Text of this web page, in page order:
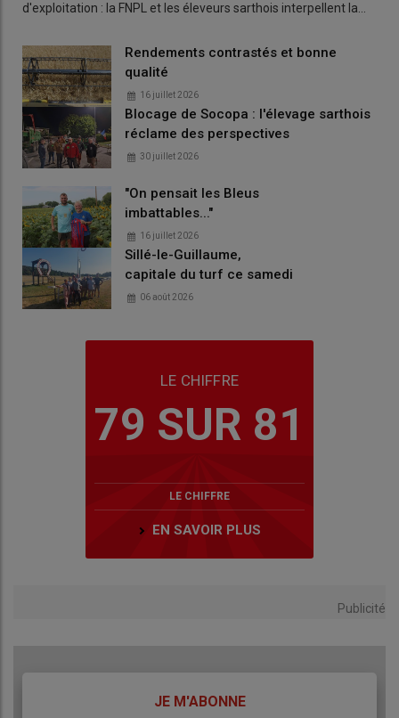
d'exploitation : la FNPL et les éleveurs sarthois interpellent la…
Rendements contrastés et bonne
qualité
16 juillet 2026
Blocage de Socopa : l'élevage sarthois
réclame des perspectives
30 juillet 2026
"On pensait les Bleus
imbattables..."
16 juillet 2026
Sillé-le-Guillaume,
capitale du turf ce samedi
06 août 2026
LE CHIFFRE
79 SUR 81
LE CHIFFRE
EN SAVOIR PLUS
Publicité
JE M'ABONNE